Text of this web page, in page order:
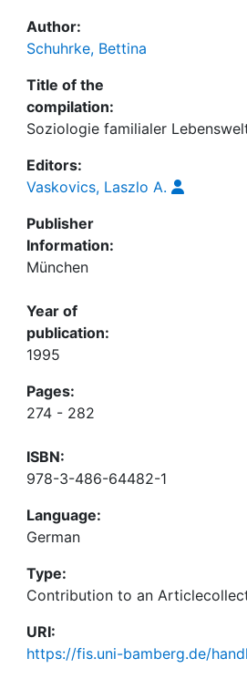
Author:
Schuhrke, Bettina
Title of the
compilation:
Soziologie familialer
Editors:
Vaskovics, Laszlo A.
Publisher
Information:
München
Year of
publication:
1995
Pages:
274 - 282
ISBN:
978-3-486-64482-1
Language:
German
Type:
Contribution to an
URI:
https://fis.uni-bamberg.de/